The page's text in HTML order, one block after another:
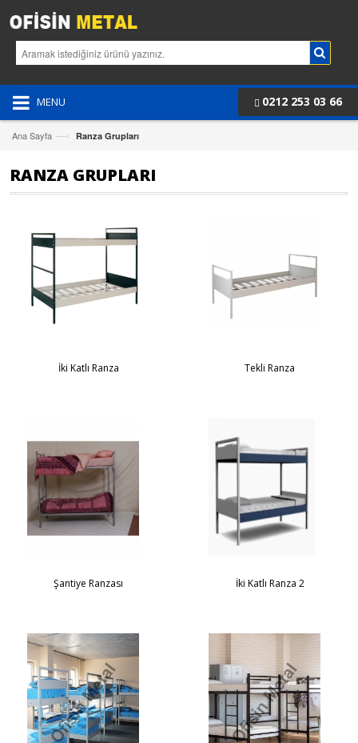
0212 253 03 66
MENU
Ana Sayfa —› Ranza Grupları
RANZA GRUPLARI
İki Katlı Ranza Tekli Ranza
Şantiye Ranzası İki Katlı Ranza 2